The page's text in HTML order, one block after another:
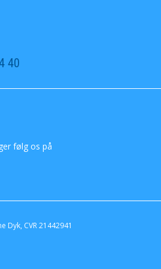
40
følg os på
Dyk, CVR 21442941